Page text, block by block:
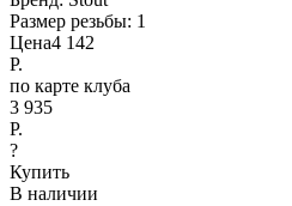
Размер резьбы: 1
Цена4 142
Р.
по карте клуба
3 935
Р.
?
Купить
В наличии